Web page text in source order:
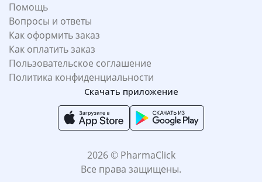
Помощь
Вопросы и ответы
Как оформить заказ
Как оплатить заказ
Пользовательское соглашение
Политика конфиденциальности
Скачать приложение
2026 © PharmaClick
Все права защищены.